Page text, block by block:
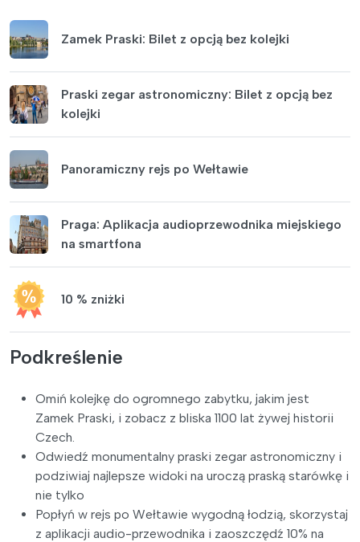
Zamek Praski: Bilet z opcją bez kolejki
Praski zegar astronomiczny: Bilet z opcją bez
kolejki
Panoramiczny rejs po Wełtawie
Praga: Aplikacja audioprzewodnika miejskiego
na smartfona
10 % zniżki
Podkreślenie
Omiń kolejkę do ogromnego zabytku, jakim jest
Zamek Praski, i zobacz z bliska 1100 lat żywej historii
Czech.
Odwiedź monumentalny praski zegar astronomiczny i
podziwiaj najlepsze widoki na uroczą praską starówkę i
nie tylko
Popłyń w rejs po Wełtawie wygodną łodzią, skorzystaj
z aplikacji audio-przewodnika i zaoszczędź 10% na